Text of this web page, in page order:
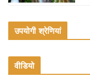
उपयोगी श्रेणियां
वीडियो